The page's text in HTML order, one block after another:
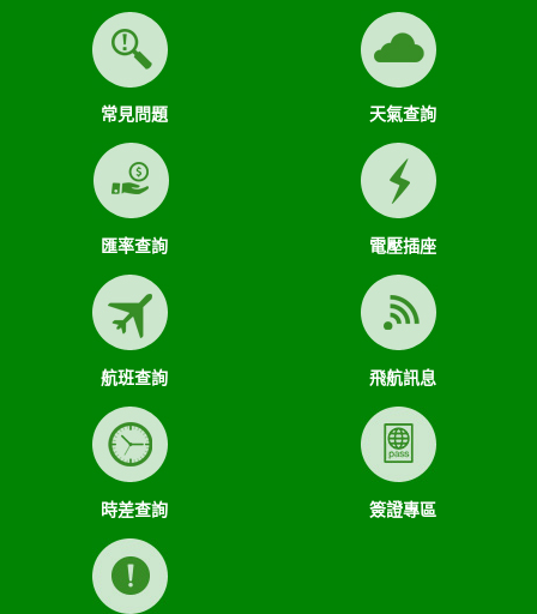
常見問題 天氣查詢
匯率查詢 電壓插座
航班查詢 飛航訊息
時差查詢 簽證專區